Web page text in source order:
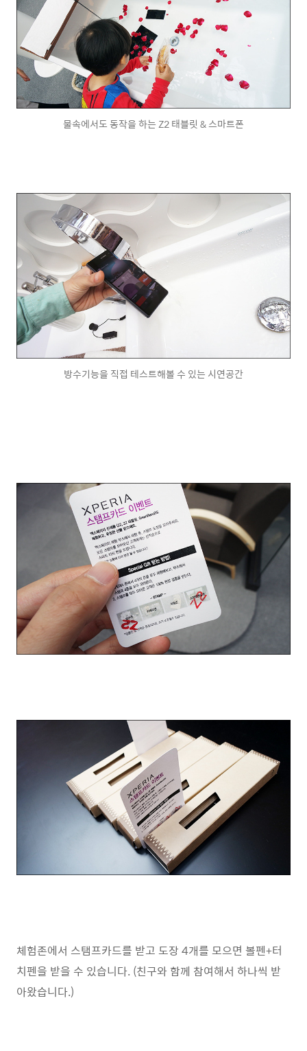
물속에서도 동작을 하는 Z2 태블릿 & 스마트폰
방수기능을 직접 테스트해볼 수 있는 시연공간
체험존에서 스탬프카드를 받고 도장 4개를 모으면 볼펜+터
치펜을 받을 수 있습니다. (친구와 함께 참여해서 하나씩 받
아왔습니다.)